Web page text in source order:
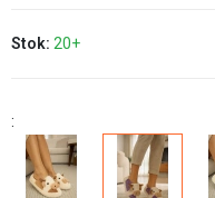
Stok: 20+
: